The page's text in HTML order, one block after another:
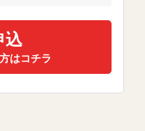
込
はコチラ